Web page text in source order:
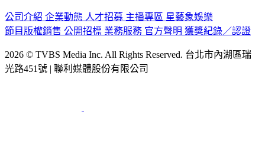
公司介紹 企業動態 人才招募 主播專區 星藝象娛樂
節目版權銷售 公開招標 業務服務 官方聲明 獲獎紀錄／認證
2026 © TVBS Media Inc. All Rights Reserved. 台北市內湖區瑞
光路451號 | 聯利媒體股份有限公司